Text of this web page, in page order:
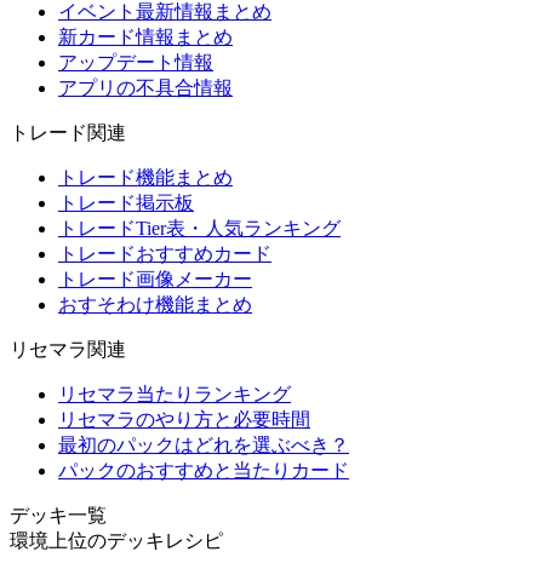
イベント最新情報まとめ
新カード情報まとめ
アップデート情報
アプリの不具合情報
トレード関連
トレード機能まとめ
トレード掲示板
トレードTier表・人気ランキング
トレードおすすめカード
トレード画像メーカー
おすそわけ機能まとめ
リセマラ関連
リセマラ当たりランキング
リセマラのやり方と必要時間
最初のパックはどれを選ぶべき？
パックのおすすめと当たりカード
デッキ一覧
環境上位のデッキレシピ